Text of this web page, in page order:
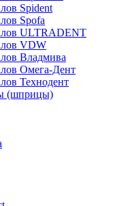
Spident
Spofa
ULTRADENT
VDW
Владмива
Омега-Дент
Технодент
(шприцы)